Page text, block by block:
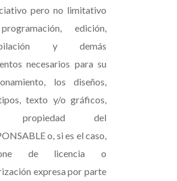
pero no limitativo
edición,
y demás
necesarios para su
los diseños,
texto y/o gráficos,
propiedad del
o, si es el caso,
de licencia o
expresa por parte